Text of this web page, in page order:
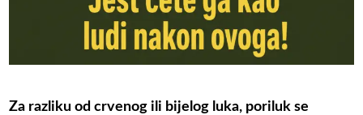
Za razliku od crvenog ili bijelog luka, poriluk se